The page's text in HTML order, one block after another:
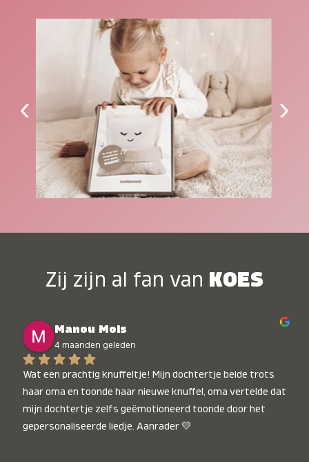
‹ ›
Zij zijn al fan van KOES
Manou Mols
4 maanden geleden
Wat een prachtig knuffeltje! Mijn dochtertje belde trots
haar oma en toonde haar nieuwe knuffel, oma vertelde dat
mijn dochtertje zelfs geëmotioneerd toonde door het
gepersonaliseerde liedje. Aanrader 💛